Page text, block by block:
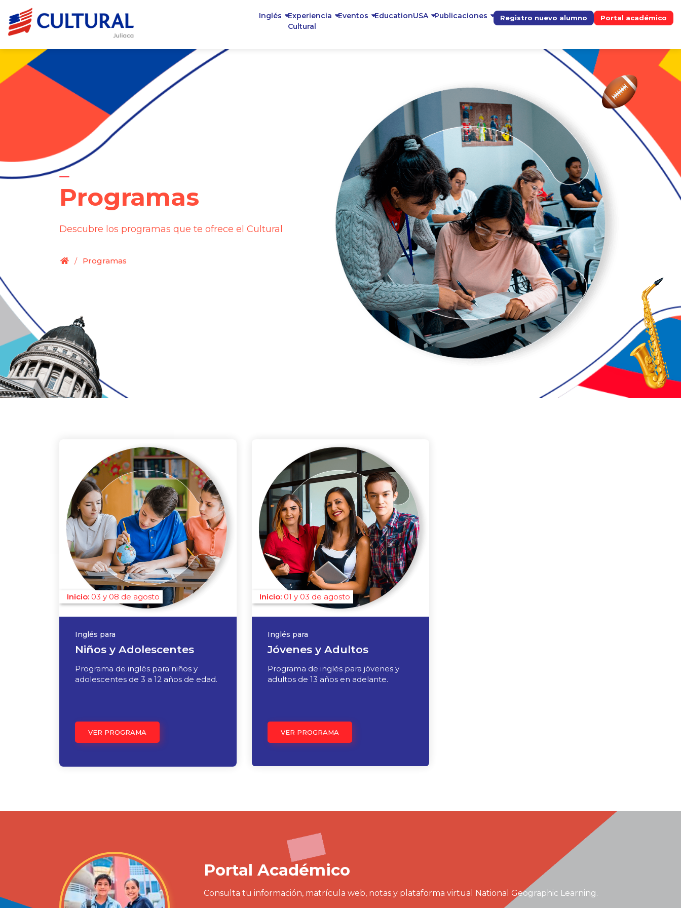
Inglés
Experiencia
Cultural
Eventos EducationUSA Publicaciones Registro nuevo alumno Portal académico
Programas
Descubre los programas que te ofrece el Cultural
. / Programas
03 y 08 de agosto
Inglés para
Niños y Adolescentes
Programa de inglés para niños y
adolescentes de 3 a 12 años de edad.
VER PROGRAMA
01 y 03 de agosto
Inglés para
Jóvenes y Adultos
Programa de inglés para jóvenes y
adultos de 13 años en adelante.
VER PROGRAMA
Portal Académico
Consulta tu información, matrícula web, notas y plataforma virtual National Geographic Learning.